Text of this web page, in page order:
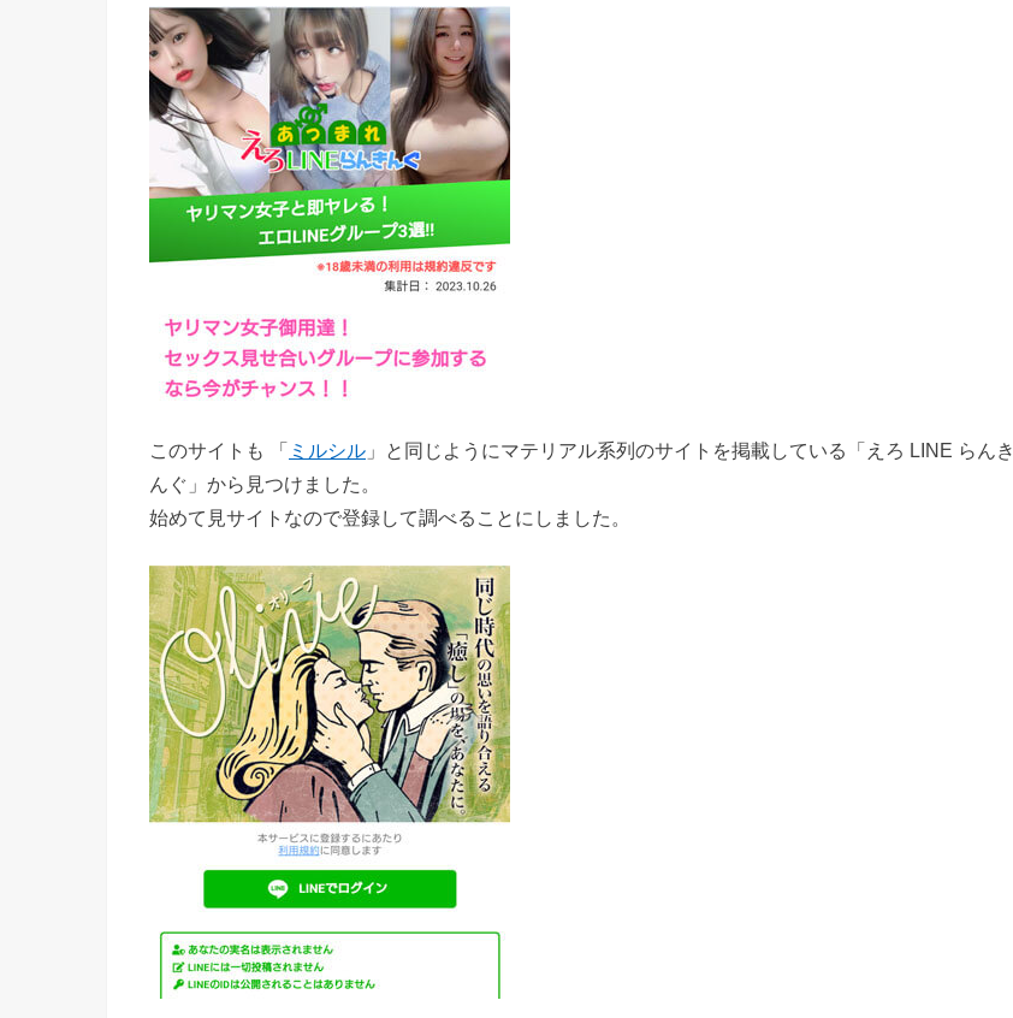
このサイトも 「 ミルシル 」と同じようにマテリアル系列のサイトを掲載している「えろ LINE らんき
んぐ」から見つけました。
始めて見サイトなので登録して調べることにしました。